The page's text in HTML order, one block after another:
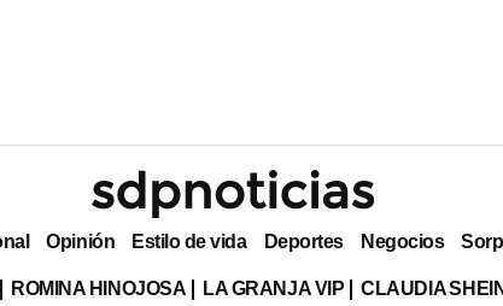
Opinión Estilo de vida Deportes Negocios
ROMINA HINOJOSA LA GRANJA VIP CLAUDIA